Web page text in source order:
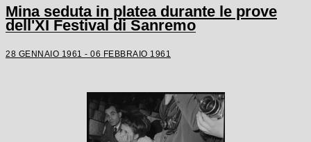
Mina seduta in platea durante le prove
dell'XI Festival di Sanremo
28 GENNAIO 1961 - 06 FEBBRAIO 1961